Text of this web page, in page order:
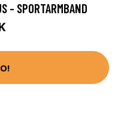
- SPORTARMBAND